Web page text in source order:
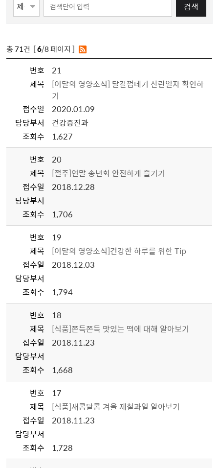
검색
총 71건 [6/8 페이지 ]
번호
21
제목
[이달의 영양소식] 달걀껍데기 산란일자 확인하
기
접수일
2020.01.09
담당부서
건강증진과
조회수
1,627
번호
20
제목
[절주]연말 송년회 안전하게 즐기기
접수일
2018.12.28
담당부서
조회수
1,706
번호
19
제목
[이달의 영양소식]건강한 하루를 위한 Tip
접수일
2018.12.03
담당부서
조회수
1,794
번호
18
제목
[식품]쫀득쫀득 맛있는 떡에 대해 알아보기
접수일
2018.11.23
담당부서
조회수
1,668
번호
17
제목
[식품]새콤달콤 겨울 제철과일 알아보기
접수일
2018.11.23
담당부서
조회수
1,728